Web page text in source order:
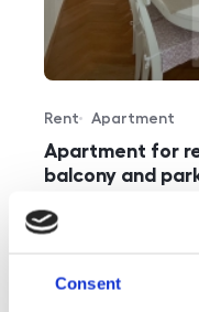
Consent
Apartment for
balcony and
Offer type
Rent
Property type
Apartment
rozměry
disposition
5+kk